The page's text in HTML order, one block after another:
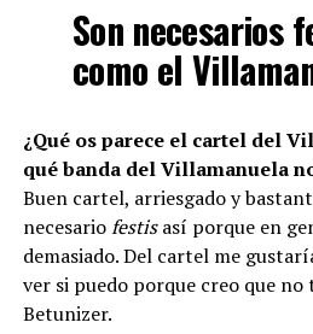
Son necesarios
como el
¿Qué os parece el cartel del
qué banda del Villamanuela
Buen cartel, arriesgado y
necesariofestisasí porque en
demasiado. Del cartel me
ver si puedo porque creo que
Betunizer.